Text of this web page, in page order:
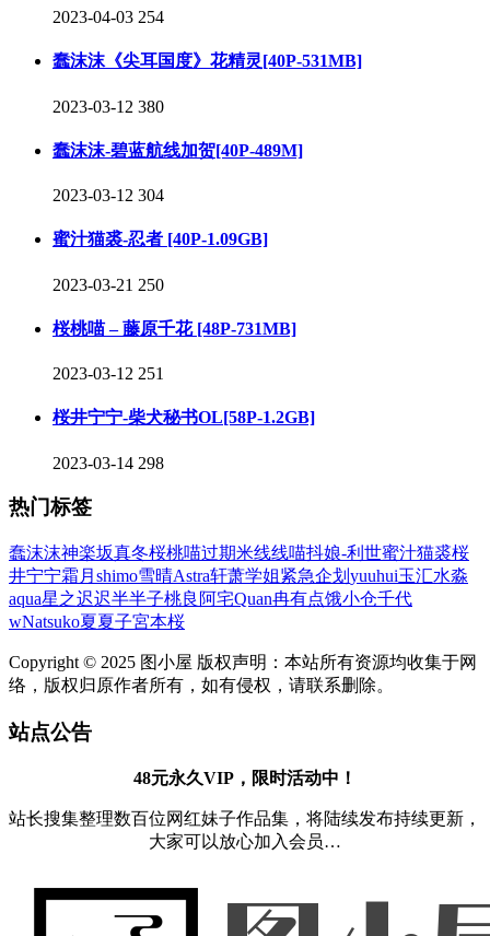
2023-04-03 254
蠢沫沫《尖耳国度》花精灵[40P-531MB]
2023-03-12 380
蠢沫沫-碧蓝航线加贺[40P-489M]
2023-03-12 304
蜜汁猫裘-忍者 [40P-1.09GB]
2023-03-21 250
桜桃喵 – 藤原千花 [48P-731MB]
2023-03-12 251
桜井宁宁-柴犬秘书OL[58P-1.2GB]
2023-03-14 298
热门标签
蠢沫沫神楽坂真冬桜桃喵过期米线线喵抖娘-利世蜜汁猫裘桜
井宁宁霜月shimo雪晴Astra轩萧学姐紧急企划 yuuhui玉汇水淼
aqua星之迟迟半半子桃良阿宅Quan冉有点饿小仓千代
wNatsuko夏夏子宮本桜
Copyright © 2025 图小屋 版权声明：本站所有资源均收集于网
络，版权归原作者所有，如有侵权，请联系删除。
站点公告
48元永久VIP，限时活动中！
站长搜集整理数百位网红妹子作品集，将陆续发布持续更新，
大家可以放心加入会员…